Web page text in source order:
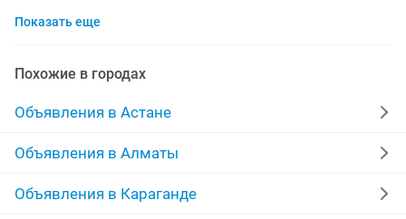
уборка квартир и коттеджей
уборка строительного мусора
коттедж уборка уборка мусора работа
уборка в доме вывоз мусор уборка
Показать еще
Похожие в городах
Объявления в Астане
Объявления в Алматы
Объявления в Караганде